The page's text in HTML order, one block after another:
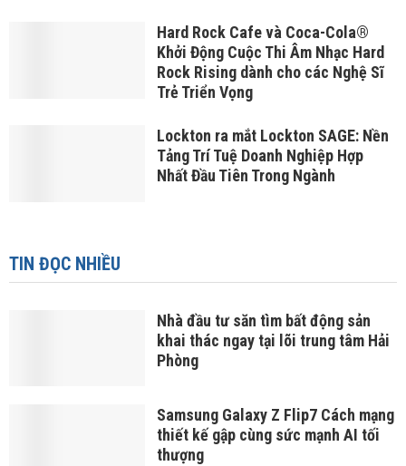
Hard Rock Cafe và Coca-Cola®
Khởi Động Cuộc Thi Âm Nhạc Hard
Rock Rising dành cho các Nghệ Sĩ
Trẻ Triển Vọng
Lockton ra mắt Lockton SAGE: Nền
Tảng Trí Tuệ Doanh Nghiệp Hợp
Nhất Đầu Tiên Trong Ngành
TIN ĐỌC NHIỀU
Nhà đầu tư săn tìm bất động sản
khai thác ngay tại lõi trung tâm Hải
Phòng
Samsung Galaxy Z Flip7 Cách mạng
thiết kế gập cùng sức mạnh AI tối
thượng